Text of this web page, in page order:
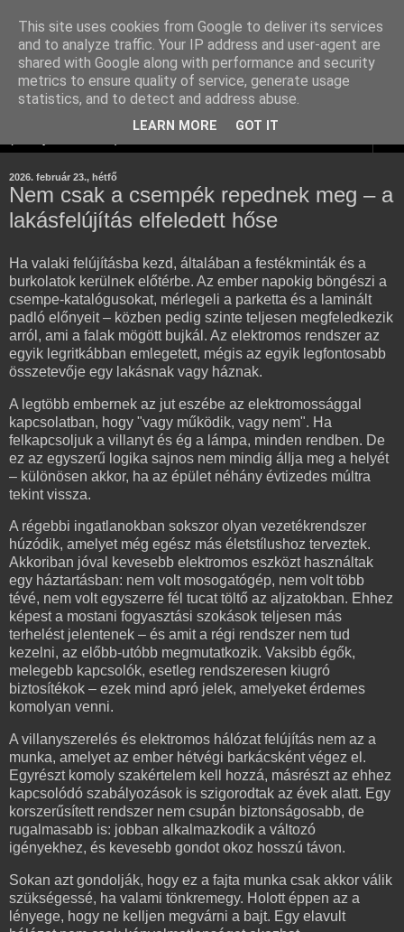
Komplex Web+ linképítés
adatbázis
2026. február 23., hétfő
Nem csak a csempék repednek meg – a
lakásfelújítás elfeledett hőse
Ha valaki felújításba kezd, általában a festékminták és a
burkolatok kerülnek előtérbe. Az ember napokig böngészi a
csempe-katalógusokat, mérlegeli a parketta és a laminált
padló előnyeit – közben pedig szinte teljesen megfeledkezik
arról, ami a falak mögött bujkál. Az elektromos rendszer az
egyik legritkábban emlegetett, mégis az egyik legfontosabb
összetevője egy lakásnak vagy háznak.
A legtöbb embernek az jut eszébe az elektromossággal
kapcsolatban, hogy "vagy működik, vagy nem". Ha
felkapcsoljuk a villanyt és ég a lámpa, minden rendben. De
ez az egyszerű logika sajnos nem mindig állja meg a helyét
– különösen akkor, ha az épület néhány évtizedes múltra
tekint vissza.
A régebbi ingatlanokban sokszor olyan vezetékrendszer
húzódik, amelyet még egész más életstílushoz terveztek.
Akkoriban jóval kevesebb elektromos eszközt használtak
egy háztartásban: nem volt mosogatógép, nem volt több
tévé, nem volt egyszerre fél tucat töltő az aljzatokban. Ehhez
képest a mostani fogyasztási szokások teljesen más
terhelést jelentenek – és amit a régi rendszer nem tud
kezelni, az előbb-utóbb megmutatkozik. Vaksibb égők,
melegebb kapcsolók, esetleg rendszeresen kiugró
biztosítékok – ezek mind apró jelek, amelyeket érdemes
komolyan venni.
A villanyszerelés és elektromos hálózat felújítás nem az a
munka, amelyet az ember hétvégi barkácsként végez el.
Egyrészt komoly szakértelem kell hozzá, másrészt az ehhez
kapcsolódó szabályozások is szigorodtak az évek alatt. Egy
korszerűsített rendszer nem csupán biztonságosabb, de
rugalmasabb is: jobban alkalmazkodik a változó
igényekhez, és kevesebb gondot okoz hosszú távon.
Sokan azt gondolják, hogy ez a fajta munka csak akkor válik
szükségessé, ha valami tönkremegy. Holott éppen az a
lényege, hogy ne kelljen megvárni a bajt. Egy elavult
This site uses cookies from Google to deliver its services
and to analyze traffic. Your IP address and user-agent are
shared with Google along with performance and security
metrics to ensure quality of service, generate usage
statistics, and to detect and address abuse.
LEARN MORE GOT IT